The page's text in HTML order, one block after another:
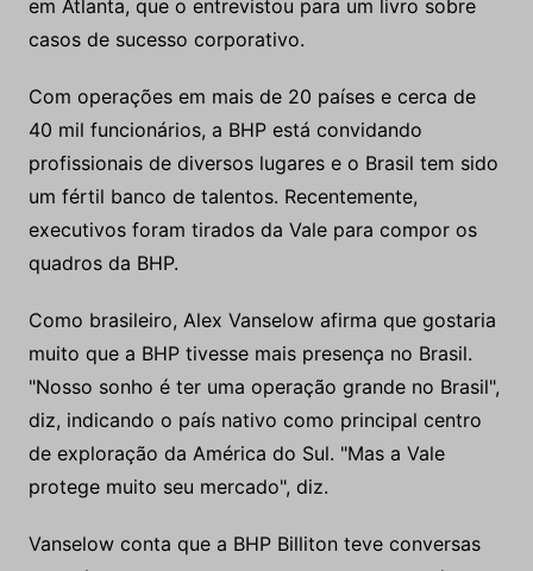
em Atlanta, que o entrevistou para um livro sobre
casos de sucesso corporativo.
Com operações em mais de 20 países e cerca de
40 mil funcionários, a BHP está convidando
profissionais de diversos lugares e o Brasil tem sido
um fértil banco de talentos. Recentemente,
executivos foram tirados da Vale para compor os
quadros da BHP.
Como brasileiro, Alex Vanselow afirma que gostaria
muito que a BHP tivesse mais presença no Brasil.
"Nosso sonho é ter uma operação grande no Brasil",
diz, indicando o país nativo como principal centro
de exploração da América do Sul. "Mas a Vale
protege muito seu mercado", diz.
Vanselow conta que a BHP Billiton teve conversas